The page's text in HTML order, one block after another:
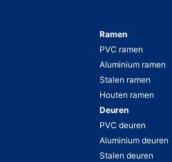
Ramen
PVC ramen
Aluminium ramen
Stalen ramen
Houten ramen
Deuren
PVC deuren
Aluminium deuren
Stalen deuren